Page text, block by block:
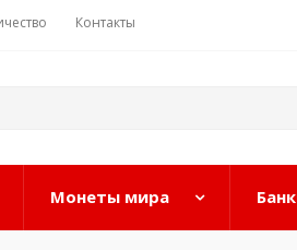
Контакты
Монеты мира